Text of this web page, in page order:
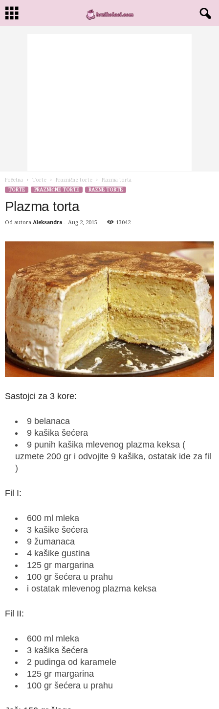
Početna Torte Praznične torte
Plazma torta
TORTE
PRAZNIČNE TORTE RAZNE TORTE
Plazma torta
Od autora Aleksandra - Aug 2, 2015 13042
Sastojci za 3 kore:
9 belanaca
9 kašika šećera
9 punih kašika mlevenog plazma keksa (
uzmete 200 gr i odvojite 9 kašika, ostatak ide za fil
)
Fil I:
600 ml mleka
3 kašike šećera
9 žumanaca
4 kašike gustina
125 gr margarina
100 gr šećera u prahu
i ostatak mlevenog plazma keksa
Fil II:
600 ml mleka
3 kašika šećera
2 pudinga od karamele
125 gr margarina
100 gr šećera u prahu